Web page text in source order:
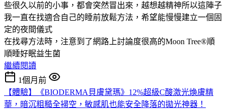
些很久以前的小事，都會突然冒出來，越想越精神所以這陣子
我一直在找適合自己的睡前放鬆方法，希望能慢慢建立一個固
定的夜間儀式
在找尋方法時，注意到了網路上討論度很高的Moon Tree®順
順睡好眠益生菌
繼續閱讀
1個月前
【體驗】《BIODERMA貝膚黛瑪》12%超級C酸激光煥膚精
華，暗沉粗糙全掃空，敏感肌也能安全降落的拋光神器！